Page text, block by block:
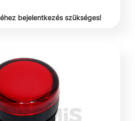
bejelentkezés szükséges!